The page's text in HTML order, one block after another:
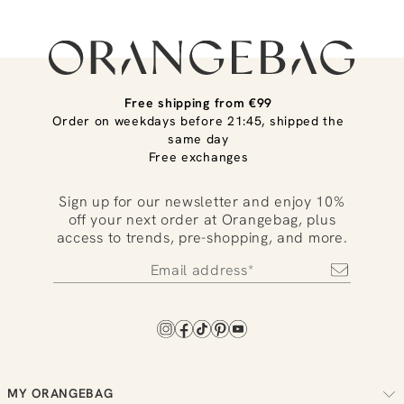
Free shipping from €99
Order on weekdays before 21:45, shipped the
same day
Free exchanges
Sign up for our newsletter and enjoy 10%
off your next order at Orangebag, plus
access to trends, pre-shopping, and more.
MY ORANGEBAG